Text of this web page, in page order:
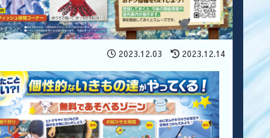
2023.12.03 2023.12.14